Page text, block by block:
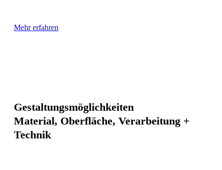
Mehr erfahren
Gestaltungsmöglichkeiten
Material, Oberfläche, Verarbeitung +
Technik